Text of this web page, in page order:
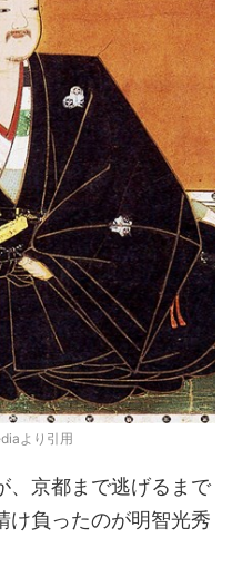
より引用
、京都まで逃げるまで
け負ったのが明智光秀